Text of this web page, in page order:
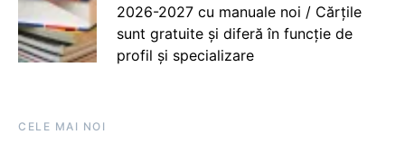
2026-2027 cu manuale noi / Cărțile
sunt gratuite și diferă în funcție de
profil și specializare
CELE MAI NOI